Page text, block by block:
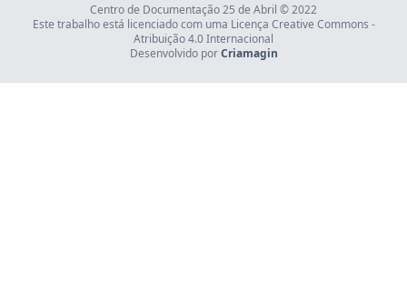
Centro de Documentação 25 de Abril © 2022
Este trabalho está licenciado com uma Licença Creative Commons -
Atribuição 4.0 Internacional
Desenvolvido por Criamagin